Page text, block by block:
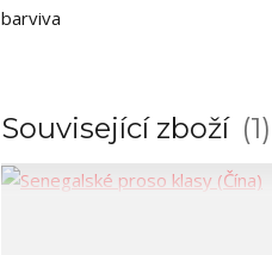
barviva
Související zboží 1